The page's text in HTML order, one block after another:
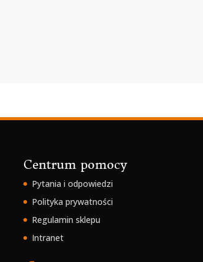
Centrum pomocy
Pytania i odpowiedzi
Polityka prywatności
Regulamin sklepu
Intranet